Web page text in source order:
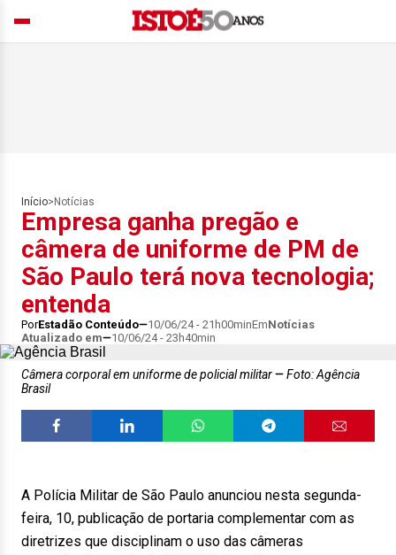
Início> Notícias
Empresa ganha pregão e
câmera de uniforme de PM de
São Paulo terá nova tecnologia;
entenda
PorEstadão Conteúdo 10/06/24 - 21h00minEmNotícias
Atualizado em
10/06/24 - 23h40min
Câmera corporal em uniforme de policial militar
Foto: Agência
Brasil
A Polícia Militar de São Paulo anunciou nesta segunda-
feira, 10, publicação de portaria complementar com as
diretrizes que disciplinam o uso das câmeras